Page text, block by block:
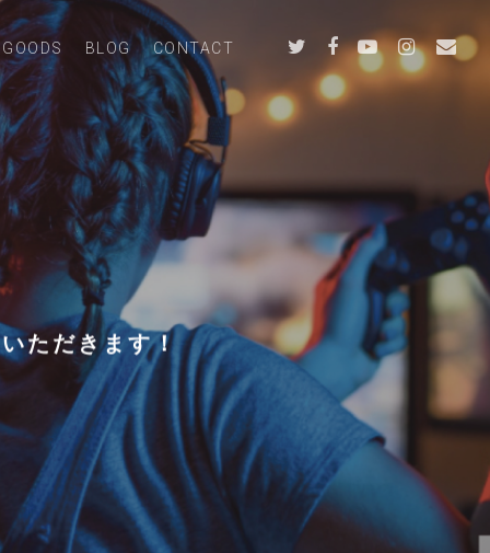
GOODS BLOG CONTACT
ただきます！